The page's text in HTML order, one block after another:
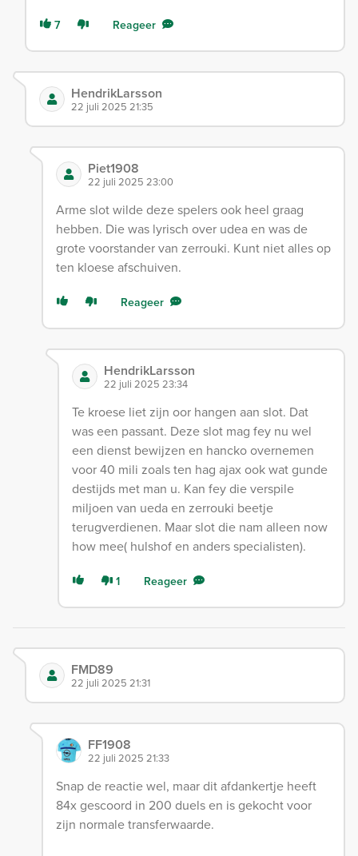
7 Reageer
HendrikLarsson
22 juli 2025 21:35
Piet1908
22 juli 2025 23:00
Arme slot wilde deze spelers ook heel graag
hebben. Die was lyrisch over udea en was de
grote voorstander van zerrouki. Kunt niet alles op
ten kloese afschuiven.
Reageer
HendrikLarsson
22 juli 2025 23:34
Te kroese liet zijn oor hangen aan slot. Dat
was een passant. Deze slot mag fey nu wel
een dienst bewijzen en hancko overnemen
voor 40 mili zoals ten hag ajax ook wat gunde
destijds met man u. Kan fey die verspile
miljoen van ueda en zerrouki beetje
terugverdienen. Maar slot die nam alleen now
how mee( hulshof en anders specialisten).
1 Reageer
FMD89
22 juli 2025 21:31
FF1908
22 juli 2025 21:33
Snap de reactie wel, maar dit afdankertje heeft
84x gescoord in 200 duels en is gekocht voor
zijn normale transferwaarde.